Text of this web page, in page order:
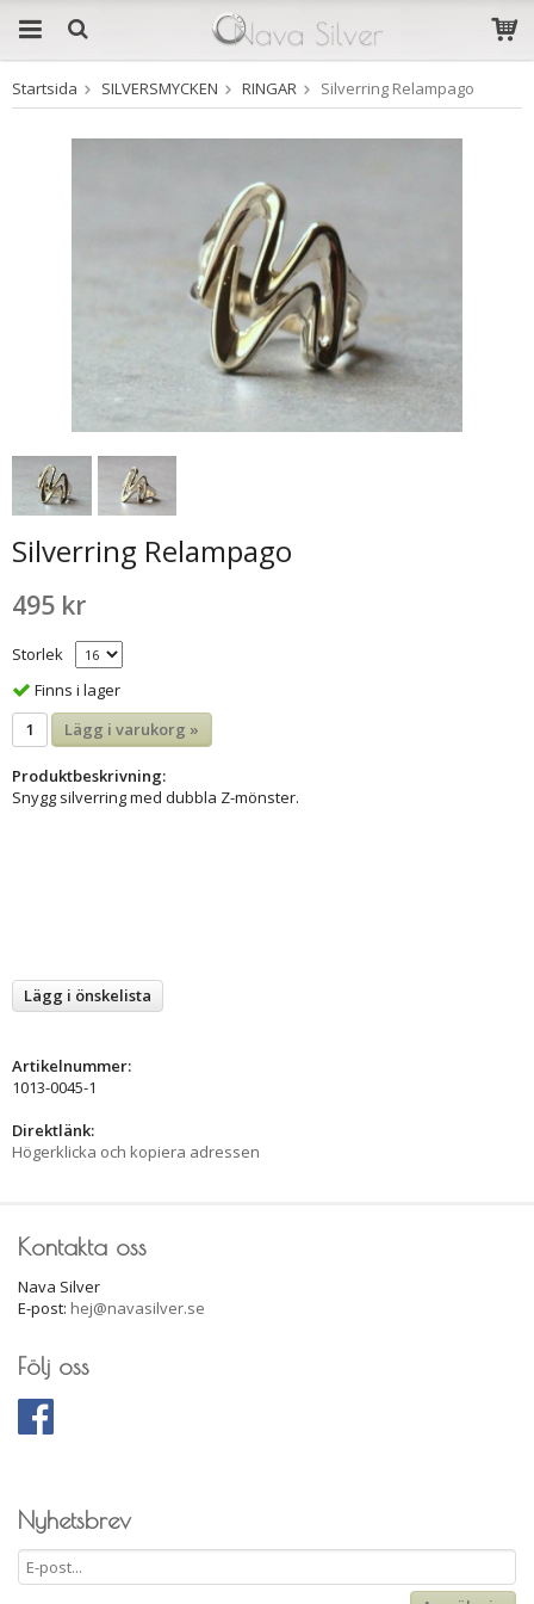
Produkten har blivit
tillagd i varukorgen
Startsida SILVERSMYCKEN RINGAR Silverring Relampago
Silverring Relampago
495 kr
Storlek
Finns i lager
Lägg i varukorg »
Produktbeskrivning:
Snygg silverring med dubbla Z-mönster.
Lägg i önskelista
Artikelnummer:
1013-0045-1
Direktlänk:
Högerklicka och kopiera adressen
Kontakta oss
Nava Silver
E-post: hej@navasilver.se
Följ oss
Nyhetsbrev